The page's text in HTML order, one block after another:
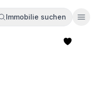
Immobilie suchen